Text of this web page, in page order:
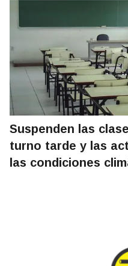
Suspenden las
turno tarde y las
las condiciones